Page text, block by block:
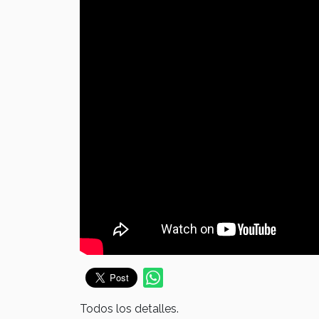
Todos los detalles.